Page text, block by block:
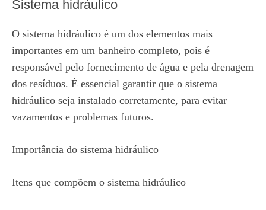
Sistema hidráulico
O sistema hidráulico é um dos elementos mais
importantes em um banheiro completo, pois é
responsável pelo fornecimento de água e pela drenagem
dos resíduos. É essencial garantir que o sistema
hidráulico seja instalado corretamente, para evitar
vazamentos e problemas futuros.
Importância do sistema hidráulico
Itens que compõem o sistema hidráulico